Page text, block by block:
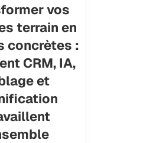
vos
terrain en
concrètes :
CRM, IA,
et